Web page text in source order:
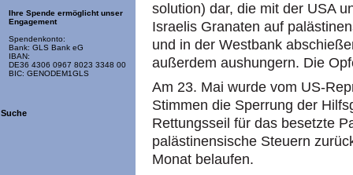
Ihre Spende ermöglicht unser
Engagement
Spendenkonto:
Bank: GLS Bank eG
IBAN:
DE36 4306 0967 8023 3348 00
BIC: GENODEM1GLS
Suche
solution) dar, die mit der USA
Israelis Granaten auf
und in der Westbank
außerdem aushungern. Die
Am 23. Mai wurde vom US-
Stimmen die Sperrung der
Rettungsseil für das besetzte
palästinensische Steuern
Monat belaufen.